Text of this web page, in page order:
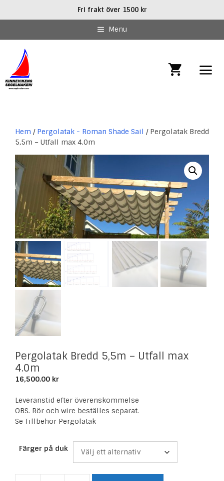
Fri frakt över 1500 kr
Menu
Hem / Pergolatak - Roman Shade Sail / Pergolatak Bredd
5,5m – Utfall max 4.0m
Pergolatak Bredd 5,5m – Utfall max
4.0m
16,500.00 kr
Leveranstid efter överenskommelse
OBS. Rör och wire beställes separat.
Se Tillbehör Pergolatak
Färger på duk